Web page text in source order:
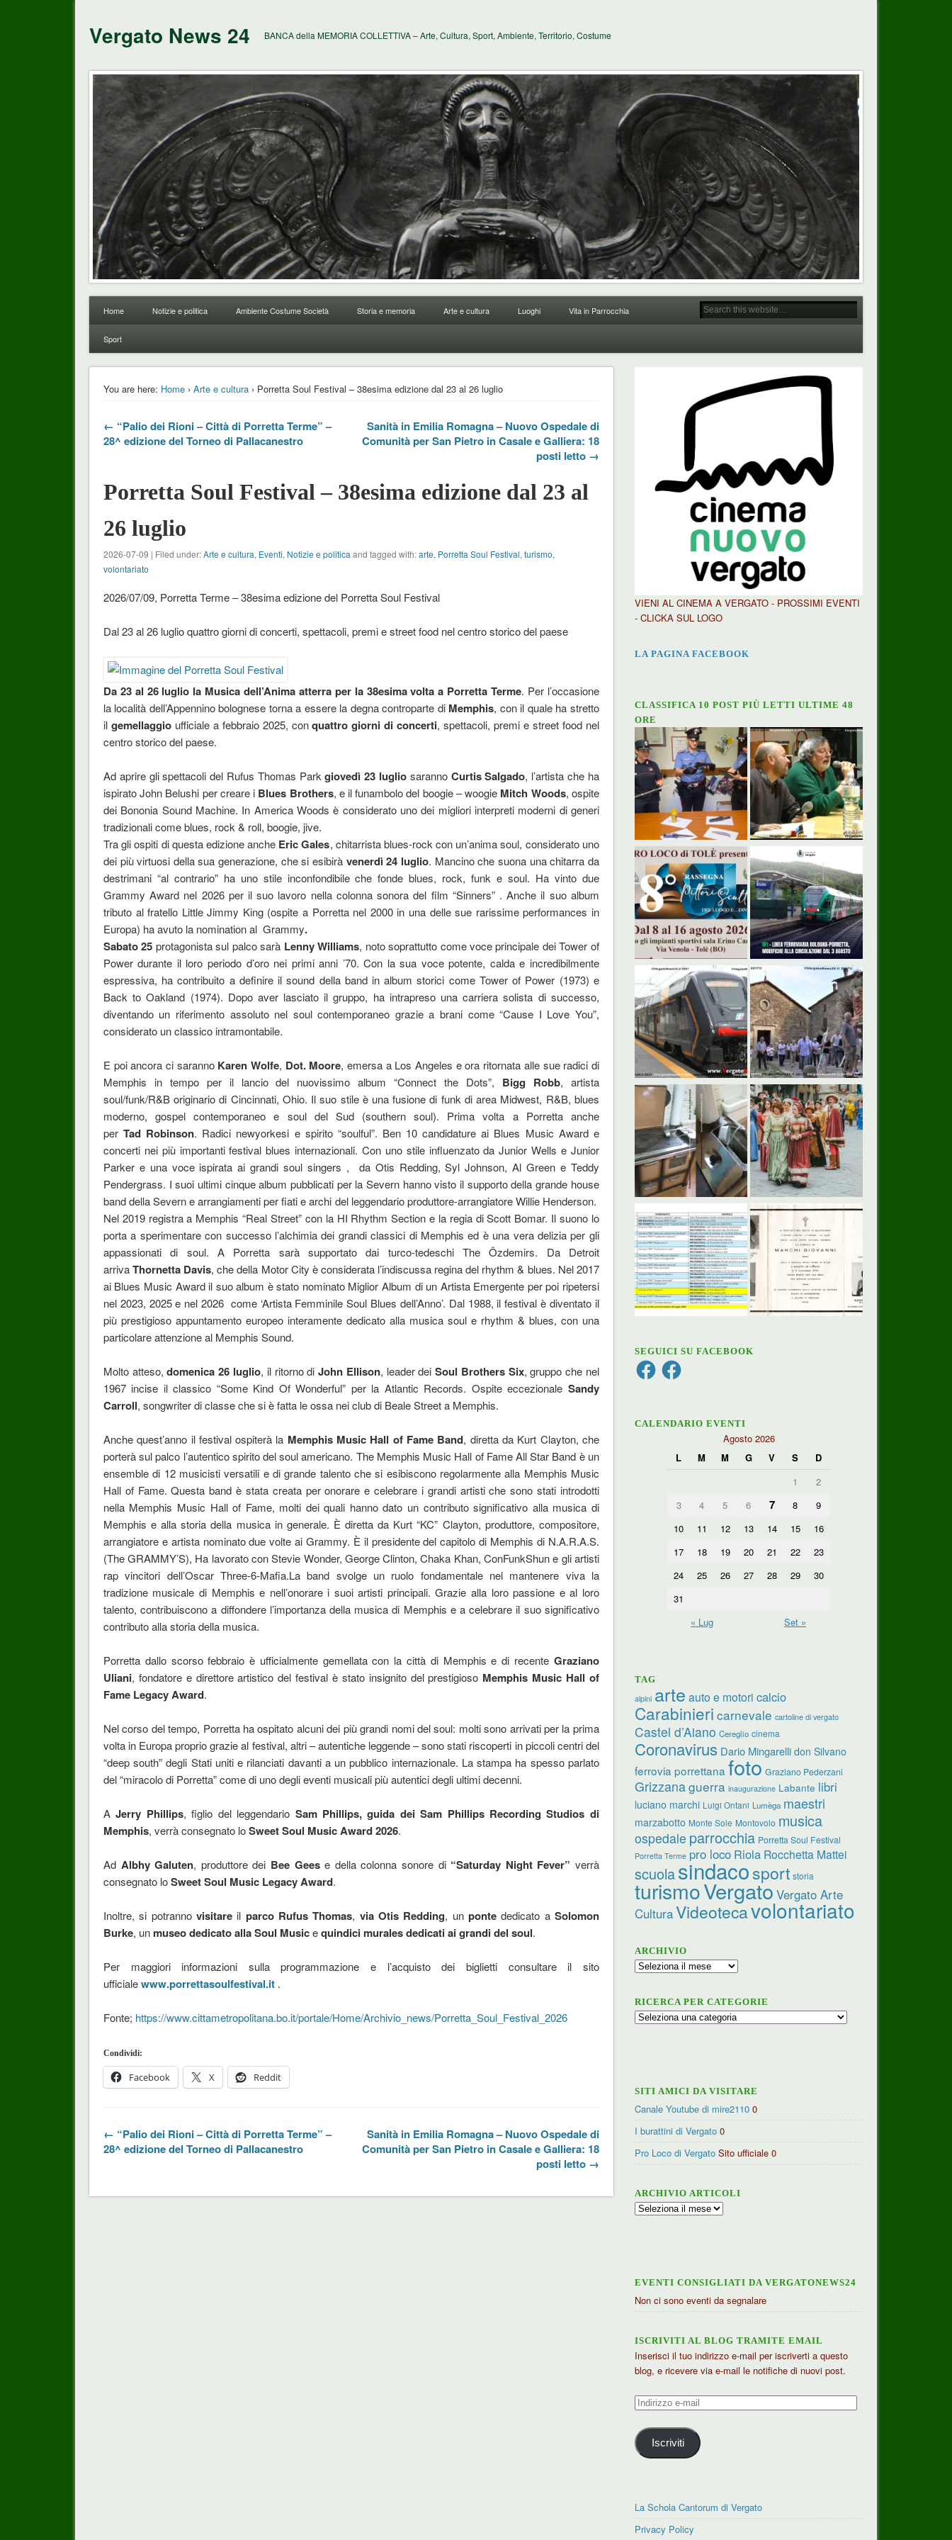
Vergato News 24 BANCA della MEMORIA COLLETTIVA – Arte, Cultura, Sport, Ambiente, Territorio, Costume
Home Notizie e politica Ambiente Costume Società Storia e memoria Arte e cultura Luoghi Vita in Parrocchia
Sport
You are here: Home› Arte e cultura› Porretta Soul Festival – 38esima edizione dal 23 al 26 luglio
← “Palio dei Rioni – Città di Porretta Terme” –
28^ edizione del Torneo di Pallacanestro
Sanità in Emilia Romagna – Nuovo Ospedale di
Comunità per San Pietro in Casale e Galliera: 18
posti letto →
Porretta Soul Festival – 38esima edizione dal 23 al
26 luglio
2026-07-09 | Filed under:Arte e cultura, Eventi, Notizie e politica and tagged with:arte, Porretta Soul Festival, turismo,
volontariato
2026/07/09, Porretta Terme – 38esima edizione del Porretta Soul Festival
Dal 23 al 26 luglio quattro giorni di concerti, spettacoli, premi e street food nel centro storico del paese
Da 23 al 26 luglio la Musica dell’Anima atterra per la 38esima volta a Porretta Terme. Per l’occasione
la località dell’Appennino bolognese torna a essere la degna controparte di Memphis, con il quale ha stretto
il gemellaggioufficiale a febbraio 2025, conquattro giorni di concerti, spettacoli, premi e street food nel
centro storico del paese.
Ad aprire gli spettacoli del Rufus Thomas Parkgiovedì 23 luglio sarannoCurtis Salgado, l’artista che ha
ispirato John Belushi per creare i Blues Brothers, e il funambolo del boogie – woogie Mitch Woods, ospite
dei Bononia Sound Machine. In America Woods è considerato uno dei migliori interpreti moderni di generi
tradizionali come blues, rock & roll, boogie, jive.
Tra gli ospiti di questa edizione anche Eric Gales, chitarrista blues-rock con un’anima soul, considerato uno
dei più virtuosi della sua generazione, che si esibirà venerdì 24 luglio. Mancino che suona una chitarra da
destrimani “al contrario” ha uno stile inconfondibile che fonde blues, rock, funk e soul. Ha vinto due
Grammy Award nel 2026 per il suo lavoro nella colonna sonora del film “Sinners” . Anche il suo album
tributo al fratello Little Jimmy King (ospite a Porretta nel 2000 in una delle sue rarissime performances in
Europa) ha avuto la nomination al Grammy.
Sabato 25 protagonista sul palco sarà Lenny Williams, noto soprattutto come voce principale dei Tower of
Power durante il loro periodo d’oro nei primi anni ’70. Con la sua voce potente, calda e incredibilmente
espressiva, ha contribuito a definire il sound della band in album storici come Tower of Power (1973) e
Back to Oakland (1974). Dopo aver lasciato il gruppo, ha intrapreso una carriera solista di successo,
diventando un riferimento assoluto nel soul contemporaneo grazie a brani come “Cause I Love You”,
considerato un classico intramontabile.
E poi ancora ci saranno Karen Wolfe, Dot. Moore, emersa a Los Angeles e ora ritornata alle sue radici di
Memphis in tempo per il lancio del nuovissimo album “Connect the Dots”, Bigg Robb, artista
soul/funk/R&B originario di Cincinnati, Ohio. Il suo stile è una fusione di funk di area Midwest, R&B, blues
moderno, gospel contemporaneo e soul del Sud (southern soul). Prima volta a Porretta anche
perTad Robinson. Radici newyorkesi e spirito “soulful”. Ben 10 candidature ai Blues Music Award e
concerti nei più importanti festival blues internazionali. Con uno stile influenzato da Junior Wells e Junior
Parker e una voce ispirata ai grandi soul singers , da Otis Redding, Syl Johnson, Al Green e Teddy
Pendergrass. I suoi ultimi cinque album pubblicati per la Severn hanno visto il supporto della grande house
band della Severn e arrangiamenti per fiati e archi del leggendario produttore-arrangiatore Willie Henderson.
Nel 2019 registra a Memphis “Real Street” con la HI Rhythm Section e la regia di Scott Bomar. Il suono lo
porta a sperimentare con successo l’alchimia dei grandi classici di Memphis ed è una vera delizia per gli
appassionati di soul. A Porretta sarà supportato dai turco-tedeschi The Özdemirs. Da Detroit
arrivaThornetta Davis, che della Motor City è considerata l’indiscussa regina del rhythm & blues. Nel 2017
ai Blues Music Award il suo album è stato nominato Miglior Album di un Artista Emergente per poi ripetersi
nel 2023, 2025 e nel 2026 come ‘Artista Femminile Soul Blues dell’Anno’. Dal 1988, il festival è diventato il
più prestigioso appuntamento europeo interamente dedicato alla musica soul e rhythm & blues, con una
particolare attenzione al Memphis Sound.
Molto atteso,domenica 26 luglio, il ritorno diJohn Ellison, leader deiSoul Brothers Six, gruppo che nel
1967 incise il classico “Some Kind Of Wonderful” per la Atlantic Records. Ospite eccezionale Sandy
Carroll, songwriter di classe che si è fatta le ossa nei club di Beale Street a Memphis.
Anche quest’anno il festival ospiterà la Memphis Music Hall of Fame Band, diretta da Kurt Clayton, che
porterà sul palco l’autentico spirito del soul americano. The Memphis Music Hall of Fame All Star Band è un
ensemble di 12 musicisti versatili e di grande talento che si esibiscono regolarmente alla Memphis Music
Hall of Fame. Questa band è stata creata per onorare e celebrare i grandi artisti che sono stati introdotti
nella Memphis Music Hall of Fame, molti dei quali hanno dato un contributo significativo alla musica di
Memphis e alla storia della musica in generale. È diretta da Kurt “KC” Clayton, produttore, compositore,
arrangiatore e artista nominato due volte ai Grammy. È il presidente del capitolo di Memphis di N.A.R.A.S.
(The GRAMMY’S), Ha lavorato con Stevie Wonder, George Clinton, Chaka Khan, ConFunkShun e gli artisti
rap vincitori dell’Oscar Three-6-Mafia.La band svolge un ruolo fondamentale nel mantenere viva la
tradizione musicale di Memphis e nell’onorare i suoi artisti principali. Grazie alla loro passione e al loro
talento, contribuiscono a diffondere l’importanza della musica di Memphis e a celebrare il suo significativo
contributo alla storia della musica.
Porretta dallo scorso febbraio è ufficialmente gemellata con la città di Memphis e di recente Graziano
Uliani, fondatore e direttore artistico del festival è stato insignito del prestigioso Memphis Music Hall of
Fame Legacy Award.
Nel corso del tempo, Porretta ha ospitato alcuni dei più grandi nomi del soul: molti sono arrivati per la prima
volta in Europa proprio grazie al festival, altri – autentiche leggende – sono stati riscoperti in piccoli centri del
“deep south” degli Stati uniti e rilanciati davanti a un pubblico internazionale. La stampa ha spesso parlato
del “miracolo di Porretta” come di uno degli eventi musicali più autentici degli ultimi decenni.
AJerry Phillips, figlio del leggendario Sam Phillips, guida dei Sam Phillips Recording Studios di
Memphis, verrà consegnato loSweet Soul Music Award 2026.
Ad Albhy Galuten, produttore dei Bee Geese della colonna sonore di “Saturday Night Fever” verrà
consegnato loSweet Soul Music Legacy Award.
Inoltre, si potranno visitareil parco Rufus Thomas, via Otis Redding, un pontededicato a Solomon
Burke, un museo dedicato alla Soul Musicequindici murales dedicati ai grandi del soul.
Per maggiori informazioni sulla programmazione e l’acquisto dei biglietti consultare il sito
ufficialewww.porrettasoulfestival.it .
Fonte; https://www.cittametropolitana.bo.it/portale/Home/Archivio_news/Porretta_Soul_Festival_2026
Condividi:
Facebook X Reddit
← “Palio dei Rioni – Città di Porretta Terme” –
28^ edizione del Torneo di Pallacanestro
Sanità in Emilia Romagna – Nuovo Ospedale di
Comunità per San Pietro in Casale e Galliera: 18
posti letto →
VIENI AL CINEMA A VERGATO - PROSSIMI EVENTI
- CLICKA SUL LOGO
LA PAGINA FACEBOOK
CLASSIFICA 10 POST PIÙ LETTI ULTIME 48
ORE
SEGUICI SU FACEBOOK
FacebookFacebook
CALENDARIO EVENTI
Agosto 2026
L
M M G V S
D
1
2
3
4 5 6 7 8
9
10
11 12 13 14 15
16
17
18 19 20 21 22
23
24
25 26 27 28 29
30
31
« Lug
Set »
TAG
alpini arte auto e motori calcio
Carabinieri carnevale cartoline di vergato
Castel d’Aiano Cereglio cinema
Coronavirus Dario Mingarelli don Silvano
ferrovia porrettana foto Graziano Pederzani
Grizzanaguerra inaugurazione Labante libri
luciano marchi Luigi Ontani Lumèga maestri
marzabotto Monte Sole Montovolo musica
ospedale parrocchia Porretta Soul Festival
Porretta Terme pro loco Riola Rocchetta Mattei
scuolasindacosport storia
turismoVergato Vergato Arte
CulturaVideotecavolontariato
ARCHIVIO
Archivio
RICERCA PER CATEGORIE
Ricerca
SITI AMICI DA VISITARE
Canale Youtube di mire2110 0
I burattini di Vergato 0
Pro Loco di Vergato Sito ufficiale 0
ARCHIVIO ARTICOLI
Archivio
EVENTI CONSIGLIATI DA VERGATONEWS24
Non ci sono eventi da segnalare
ISCRIVITI AL BLOG TRAMITE EMAIL
Inserisci il tuo indirizzo e-mail per iscriverti a questo
blog, e ricevere via e-mail le notifiche di nuovi post.
Indirizzo
mail
Iscriviti
La Schola Cantorum di Vergato
Privacy Policy